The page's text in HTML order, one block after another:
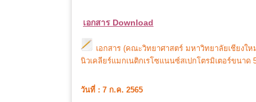
เอกสาร Download
เอกสาร (คณะวิทยาศาสตร์ มหาวิทยาลัยเชียงให
นิวเคลียร์แมกเนติกเรโซแนนซ์สเปกโตรมิเตอร์ขนาด
วันที่ : 7 ก.ค. 2565